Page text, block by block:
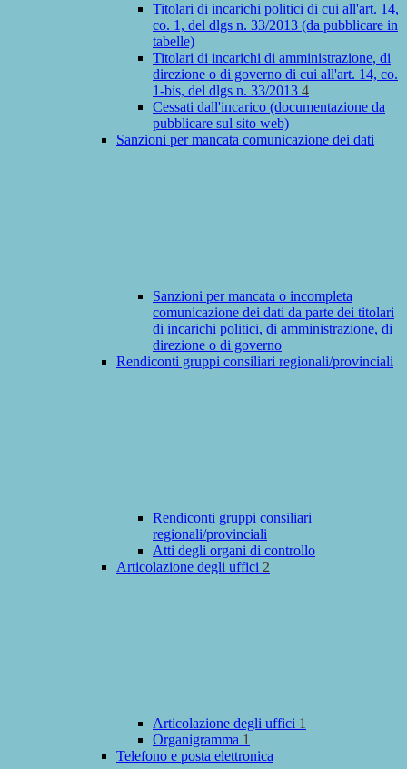
Titolari di incarichi politici di cui all'art. 14,
co. 1, del dlgs n. 33/2013 (da pubblicare in
tabelle)
Titolari di incarichi di amministrazione, di
direzione o di governo di cui all'art. 14, co.
1-bis, del dlgs n. 33/2013 4
Cessati dall'incarico (documentazione da
pubblicare sul sito web)
Sanzioni per mancata comunicazione dei dati
Sanzioni per mancata o incompleta
comunicazione dei dati da parte dei titolari
di incarichi politici, di amministrazione, di
direzione o di governo
Rendiconti gruppi consiliari regionali/provinciali
Rendiconti gruppi consiliari
regionali/provinciali
Atti degli organi di controllo
Articolazione degli uffici 2
Articolazione degli uffici 1
Organigramma 1
Telefono e posta elettronica